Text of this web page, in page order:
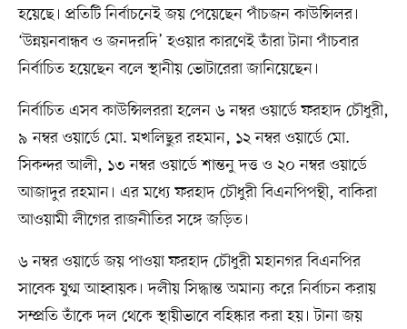
হয়েছে। প্রতিটি নির্বাচনেই জয় পেয়েছেন পাঁচজন কাউন্সিলর।
‘উন্নয়নবান্ধব ও জনদরদি’ হওয়ার কারণেই তাঁরা টানা পাঁচবার
নির্বাচিত হয়েছেন বলে স্থানীয় ভোটারেরা জানিয়েছেন।
নির্বাচিত এসব কাউন্সিলররা হলেন ৬ নম্বর ওয়ার্ডে ফরহাদ চৌধুরী,
৯ নম্বর ওয়ার্ডে মো. মখলিছুর রহমান, ১২ নম্বর ওয়ার্ডে মো.
সিকন্দর আলী, ১৩ নম্বর ওয়ার্ডে শান্তনু দত্ত ও ২০ নম্বর ওয়ার্ডে
আজাদুর রহমান। এর মধ্যে ফরহাদ চৌধুরী বিএনপিপন্থী, বাকিরা
আওয়ামী লীগের রাজনীতির সঙ্গে জড়িত।
৬ নম্বর ওয়ার্ডে জয় পাওয়া ফরহাদ চৌধুরী মহানগর বিএনপির
সাবেক যুগ্ম আহ্বায়ক। দলীয় সিদ্ধান্ত অমান্য করে নির্বাচন করায়
সম্প্রতি তাঁকে দল থেকে স্থায়ীভাবে বহিষ্কার করা হয়। টানা জয়